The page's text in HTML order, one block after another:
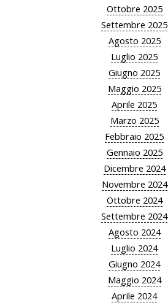
Ottobre 2025
Settembre 2025
Agosto 2025
Luglio 2025
Giugno 2025
Maggio 2025
Aprile 2025
Marzo 2025
Febbraio 2025
Gennaio 2025
Dicembre 2024
Novembre 2024
Ottobre 2024
Settembre 2024
Agosto 2024
Luglio 2024
Giugno 2024
Maggio 2024
Aprile 2024